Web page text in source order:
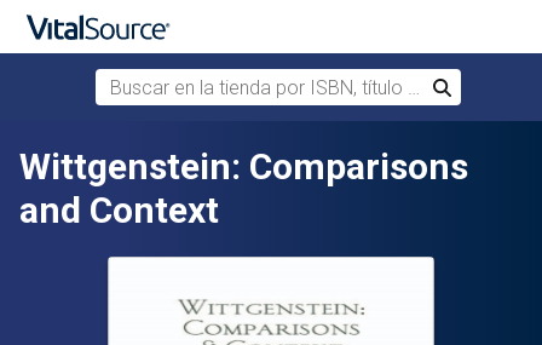
Saltar al contenido principal
Buscar en la tienda por ISBN, título o autor
Buscar
Wittgenstein: Comparisons
and Context